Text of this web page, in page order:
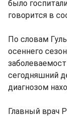
было
говорится в
По словам
осеннего
сегодняшний
диагнозом
Главный врач